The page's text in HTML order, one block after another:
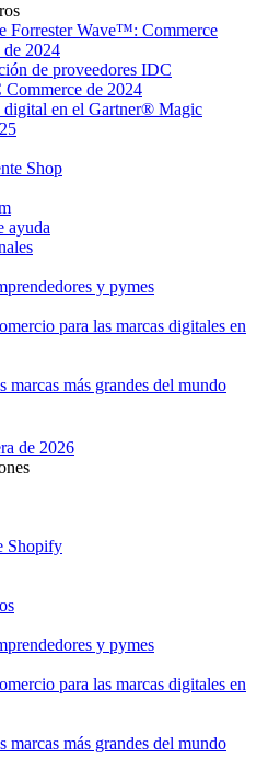
Forrester Wave™: Commerce
2024
de proveedores IDC
de 2024
digital en el Gartner® Magic
Shop
ayuda
y pymes
para las marcas digitales en
marcas más grandes del mundo
de 2026
Shopify
y pymes
para las marcas digitales en
marcas más grandes del mundo